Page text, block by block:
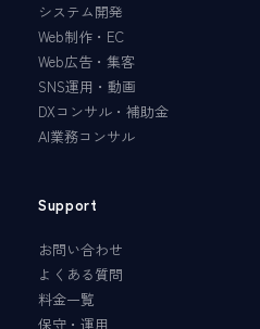
システム開発
Web制作・EC
Web広告・集客
SNS運用・動画
DXコンサル・補助金
AI業務コンサル
Support
お問い合わせ
よくある質問
料金一覧
保守・運用